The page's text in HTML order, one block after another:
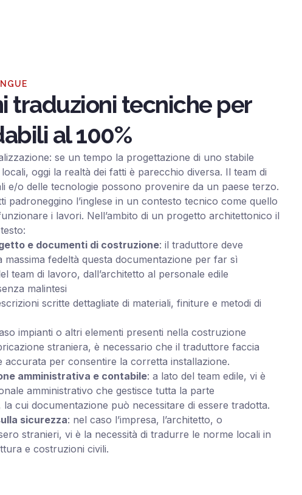
traduzioni tecniche per
al 100%
se un tempo la progettazione di uno stabile
oggi la realtà dei fatti è parecchio diversa. Il team di
e/o delle tecnologie possono provenire da un paese terzo.
l’inglese in un contesto tecnico come quello
i lavori. Nell’ambito di un progetto architettonico il
e documenti di costruzione: il traduttore deve
fedeltà questa documentazione per far sì
team di lavoro, dall’architetto al personale edile
malintesi
scritte dettagliate di materiali, finiture e metodi di
impianti o altri elementi presenti nella costruzione
straniera, è necessario che il traduttore faccia
accurata per consentire la corretta installazione.
amministrativa e contabile: a lato del team edile, vi è
amministrativo che gestisce tutta la parte
la cui documentazione può necessitare di essere tradotta.
sicurezza: nel caso l’impresa, l’architetto, o
stranieri, vi è la necessità di tradurre le norme locali in
e costruzioni civili.